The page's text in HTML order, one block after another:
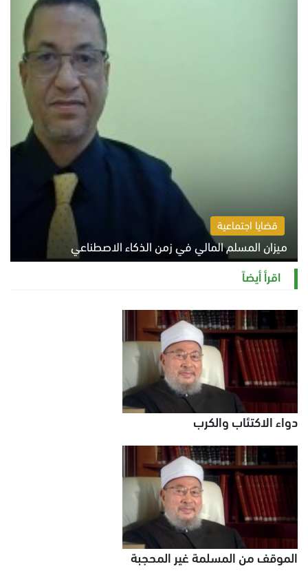
قضايا اجتماعية
ميزان المسلم المالي في زمن الذكاء الاصطناعي
السبت 8 أغسطس 2026 11:21 ص
اقرأ أيضاً
دواء الاكتئاب والكرب
الموقف من المسلمة غير المحجبة